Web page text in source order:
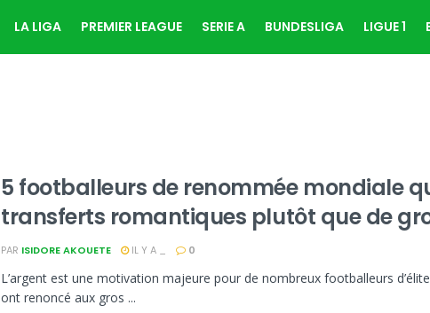
LA LIGA PREMIER LEAGUE SERIE A BUNDESLIGA LIGUE 1
5 footballeurs de renommée mondiale
transferts romantiques plutôt que de
PAR ISIDORE AKOUETE IL Y A _ 0
L’argent est une motivation majeure pour de nombreux footballeurs
ont renoncé aux gros ...